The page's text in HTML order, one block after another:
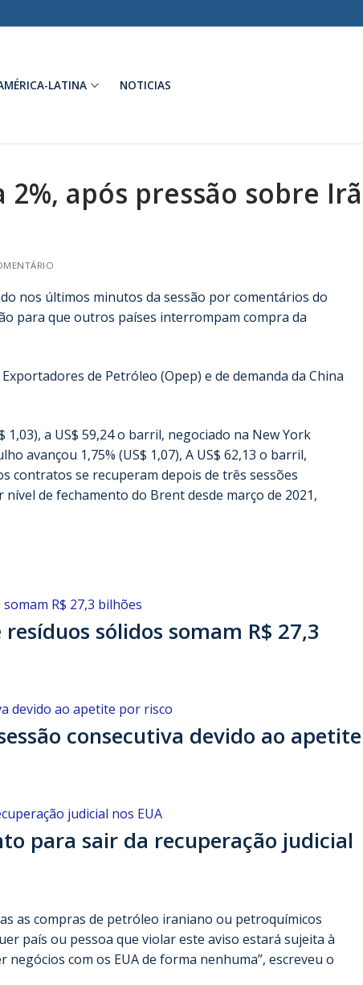
LATINA NOTICIAS
após pressão sobre Irã
nos últimos minutos da sessão por comentários do
para que outros países interrompam compra da
de Petróleo (Opep) e de demanda da China
a US$ 59,24 o barril, negociado na New York
avançou 1,75% (US$ 1,07), A US$ 62,13 o barril,
contratos se recuperam depois de três sessões
de fechamento do Brent desde março de 2021,
sólidos somam R$ 27,3
consecutiva devido ao apetite
para sair da recuperação judicial
as compras de petróleo iraniano ou petroquímicos
país ou pessoa que violar este aviso estará sujeita à
com os EUA de forma nenhuma”, escreveu o